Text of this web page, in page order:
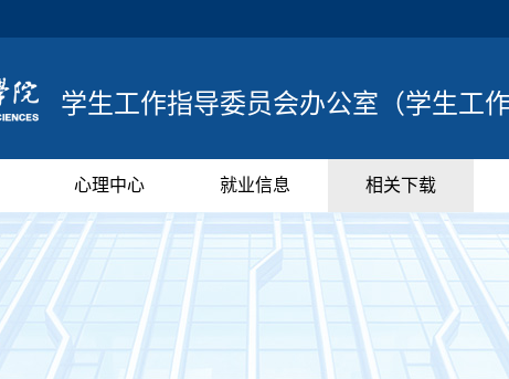
学生工作指导委员会办公室（学生工作
心理中心 就业信息 相关下载